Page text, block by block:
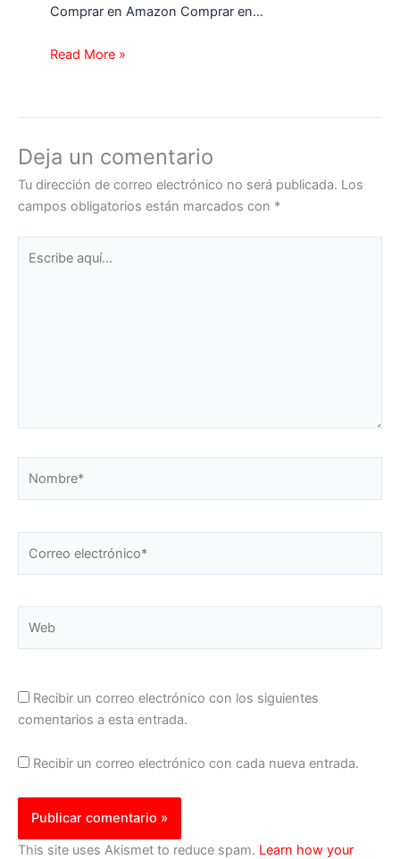
Comprar en Amazon Comprar en…
Read More »
Deja un comentario
Tu dirección de correo electrónico no será publicada. Los
campos obligatorios están marcados con *
aquí...
electrónico*
Recibir un correo electrónico con los siguientes
comentarios a esta entrada.
Recibir un correo electrónico con cada nueva entrada.
This site uses Akismet to reduce spam. Learn how your